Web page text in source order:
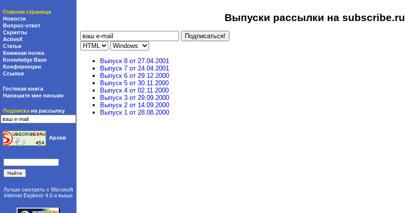
Главная страница
Новости
Вопрос-ответ
Скрипты
ActiveX
Статьи
Книжная полка
Knowledge Base
Конференции
Ссылки
Гостевая книга
Напишите мне письмо
Подписка на рассылку
Архив
Лучше смотреть с Microsoft
Internet Explorer 4.0 и выше
Выпуски рассылки на subscribe.ru
Выпуск 8 от 27.04.2001
Выпуск 7 от 24.04.2001
Выпуск 6 от 29.12.2000
Выпуск 5 от 30.11.2000
Выпуск 4 от 02.11.2000
Выпуск 3 от 29.09.2000
Выпуск 2 от 14.09.2000
Выпуск 1 от 28.08.2000